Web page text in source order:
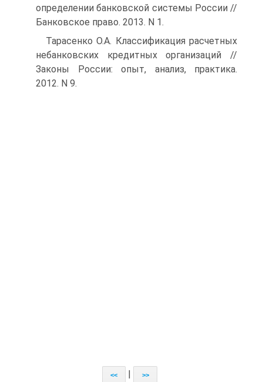
определении банковской системы России //
Банковское право. 2013. N 1.
Тарасенко О.А. Классификация расчетных
небанковских кредитных организаций //
Законы России: опыт, анализ, практика.
2012. N 9.
<< >>